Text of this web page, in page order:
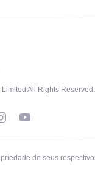
All Rights Reserved.
de seus